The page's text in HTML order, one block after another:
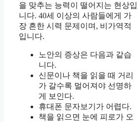
을 맞추는 능력이 떨어지는 현상입
니다. 40세 이상의 사람들에게 가
장 흔한 시력 문제이며, 비가역적
입니다.
노안의 증상은 다음과 같습
니다.
신문이나 책을 읽을 때 거리
가 갈수록 멀어져야 선명하
게 보인다.
휴대폰 문자보기가 어렵다.
책을 읽으면 눈에 피로가 오